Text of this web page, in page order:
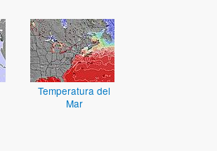
Temperatura del
Mar